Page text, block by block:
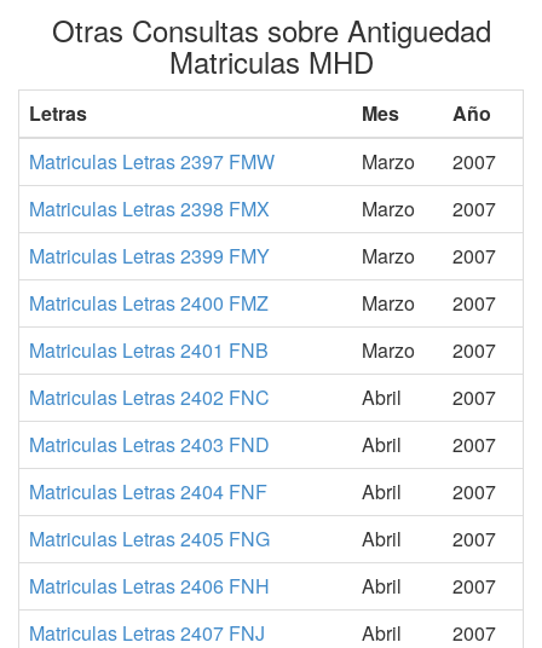
Otras Consultas sobre Antiguedad
Matriculas MHD
Letras Mes
Año
Matriculas Letras 2397 FMW
Marzo
2007
Matriculas Letras 2398 FMX
Marzo
2007
Matriculas Letras 2399 FMY
Marzo
2007
Matriculas Letras 2400 FMZ
Marzo
2007
Matriculas Letras 2401 FNB
Marzo
2007
Matriculas Letras 2402 FNC
Abril
2007
Matriculas Letras 2403 FND
Abril
2007
Matriculas Letras 2404 FNF
Abril
2007
Matriculas Letras 2405 FNG
Abril
2007
Matriculas Letras 2406 FNH
Abril
2007
Matriculas Letras 2407 FNJ
Abril
2007